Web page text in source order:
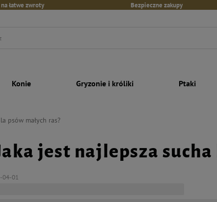
łatwe zwroty Bezpieczne zakupy
Konie Gryzonie i króliki Ptaki
psów małych ras?
jest najlepsza
04-01